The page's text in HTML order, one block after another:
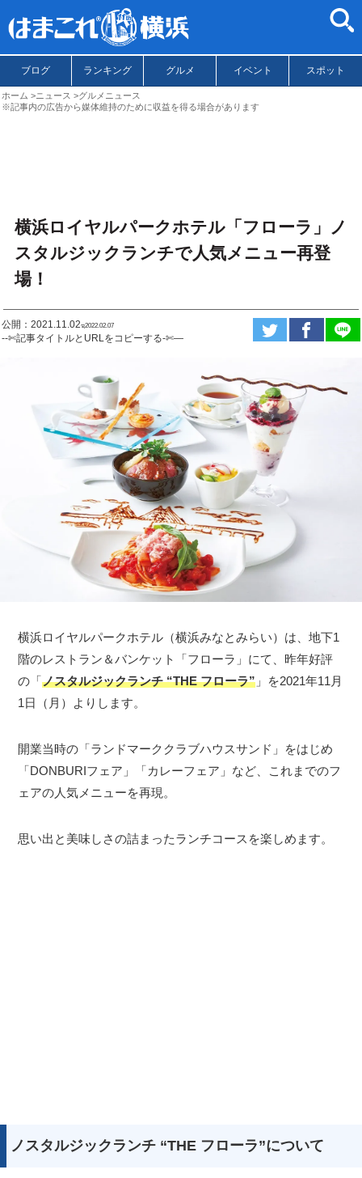
ブログ ランキング グルメ イベント スポット
ホーム ニュース
グルメニュース
※記事内の広告から媒体維持のために収益を得る場合があります
横浜ロイヤルパークホテル「フローラ」ノ
スタルジックランチで人気メニュー再登
場！
公開：2021.11.02ಇ2022.02.07
--✄記事タイトルとURLをコピーする-✄—
横浜ロイヤルパークホテル（横浜みなとみらい）は、地下1
階のレストラン＆バンケット「フローラ」にて、昨年好評
の「ノスタルジックランチ “THE フローラ” 」を2021年11月
1日（月）よりします。
開業当時の「ランドマーククラブハウスサンド」をはじめ
「DONBURIフェア」「カレーフェア」など、これまでのフ
ェアの人気メニューを再現。
思い出と美味しさの詰まったランチコースを楽しめます。
ノスタルジックランチ “THE フローラ”について